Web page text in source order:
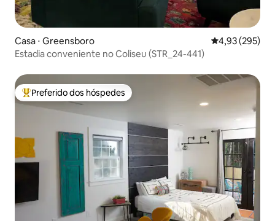
Casa ⋅ Greensboro 4,93 de uma
4,93 (295)
Estadia conveniente no Coliseu (STR_24-441)
Entre os melhores preferidos dos hóspedes
Preferido dos hóspedes